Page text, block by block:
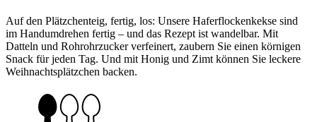
Auf den Plätzchenteig, fertig, los: Unsere Haferflockenkekse sind
im Handumdrehen fertig – und das Rezept ist wandelbar. Mit
Datteln und Rohrohrzucker verfeinert, zaubern Sie einen körnigen
Snack für jeden Tag. Und mit Honig und Zimt können Sie leckere
Weihnachtsplätzchen backen.